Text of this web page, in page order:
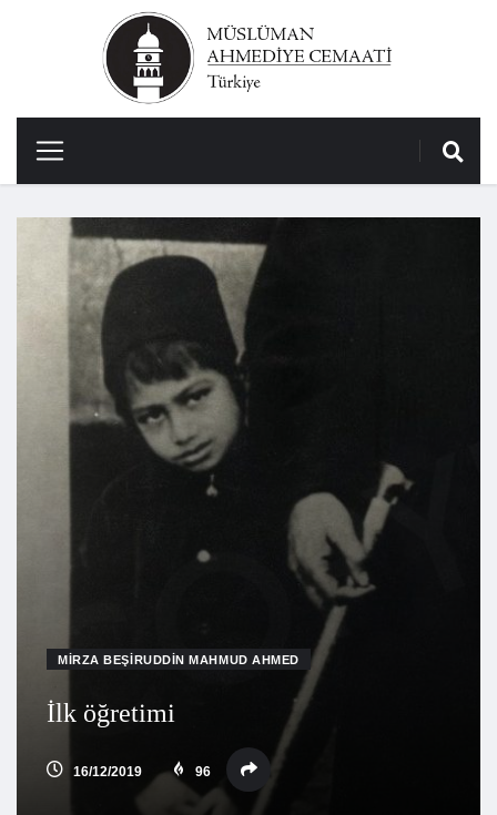
MIRZA BEŞIRUDDIN MAHMUD AHMED
İlk öğretimi
16/12/2019 96